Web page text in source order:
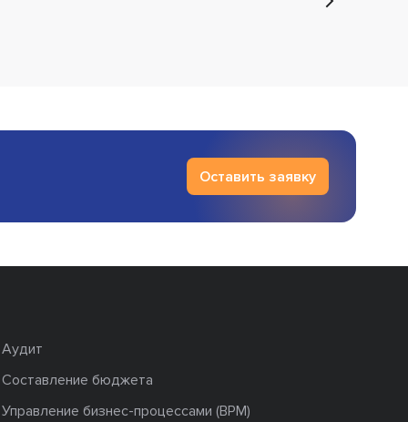
Оставить заявку
Аудит
Составление бюджета
Управление бизнес-процессами (BPM)